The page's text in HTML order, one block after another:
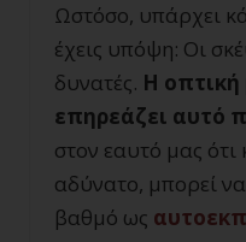
Ωστόσο, υπάρχει
έχεις υπόψη: Οι
δυνατές. Η οπτική
επηρεάζει αυτό
στον εαυτό μας ότι
αδύνατο, μπορεί
βαθμό ως